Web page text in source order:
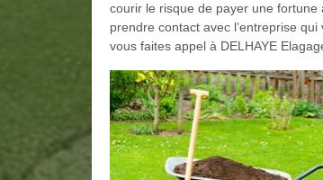
courir le risque de payer une
prendre contact avec l’entreprise
vous faites appel à DELHAYE